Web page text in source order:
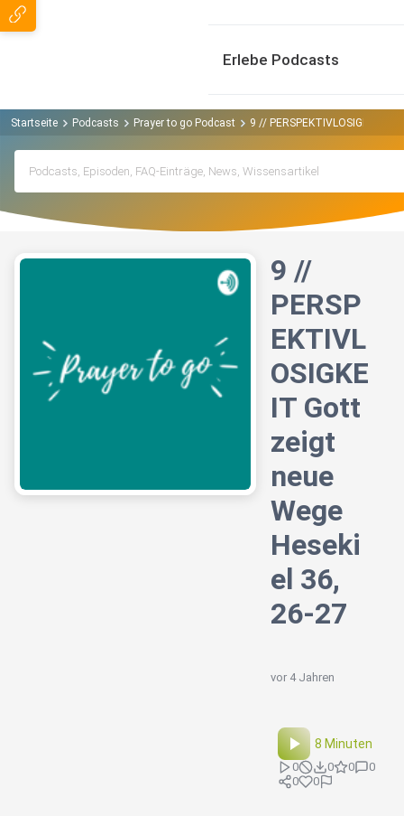
Erlebe Podcasts
Startseite Podcasts Prayer to go Podcast 9 // PERSPEKTIVLOSIGKEIT
9 //
PERSP
EKTIVL
OSIGKE
IT Gott
zeigt
neue
Wege
Heseki
el 36,
26-27
vor 4 Jahren
8 Minuten
0 0 0
0
0
0